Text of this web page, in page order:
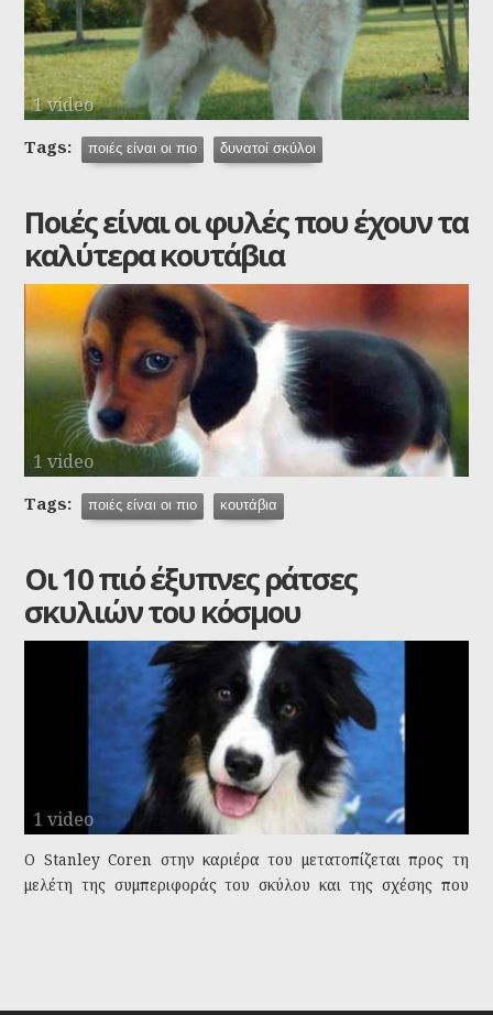
1 video
Tags: ποιές είναι οι πιο δυνατοί σκύλοι
Ποιές είναι οι φυλές που έχουν τα
καλύτερα κουτάβια
1 video
Tags: ποιές είναι οι πιο κουτάβια
Οι 10 πιό έξυπνες ράτσες
σκυλιών του κόσμου
1 video
Ο Stanley Coren στην καριέρα του μετατοπίζεται προς τη
μελέτη της συμπεριφοράς του σκύλου και της σχέσης που